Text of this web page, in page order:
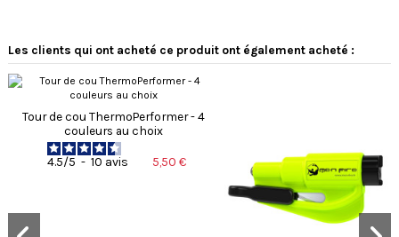
Les clients qui ont acheté ce produit ont également acheté :
Tour de cou ThermoPerformer - 4
couleurs au choix
4.5/5 - 10 avis 5,50 €